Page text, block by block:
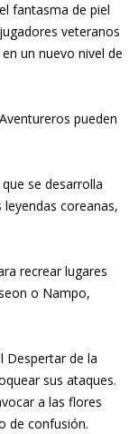
fantasma de piel
veteranos
un nuevo nivel de
pueden
se desarrolla
coreanas,
recrear lugares
o Nampo,
Despertar de la
sus ataques.
a las flores
de confusión.